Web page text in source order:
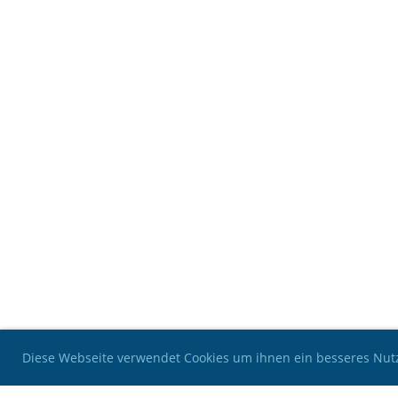
Diese Webseite verwendet Cookies um ihnen ein besseres